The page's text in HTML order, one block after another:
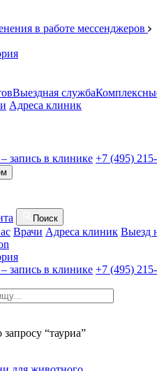
в работе мессенджеров
Выездная служба
Адреса клиник
запись в клинике +7 (495)
Поиск
Врачи Адреса клиник Выезд
запись в клинике +7 (495)
запросу “тауриа”